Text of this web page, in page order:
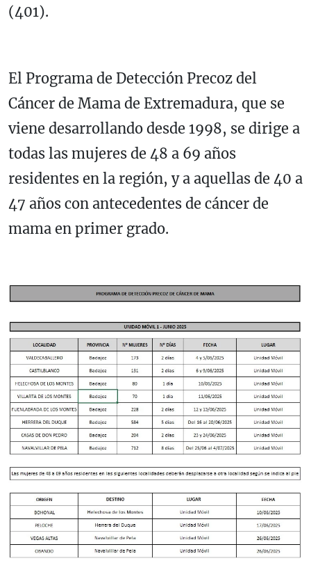
(401).
El Programa de Detección Precoz del
Cáncer de Mama de Extremadura, que se
viene desarrollando desde 1998, se dirige a
todas las mujeres de 48 a 69 años
residentes en la región, y a aquellas de 40 a
47 años con antecedentes de cáncer de
mama en primer grado.